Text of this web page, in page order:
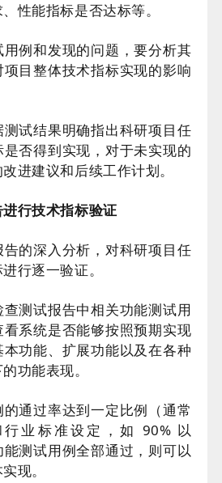
性能指标是否达标等。
例和发现的问题，要分析其
目整体技术指标实现的影响
试结果明确指出科研项目任
否得到实现，对于未实现的
进建议和后续工作计划。
行技术指标验证
的深入分析，对科研项目任
行逐一验证。
测试报告中相关功能测试用
系统是否能够按照预期实现
功能、扩展功能以及在各种
功能表现。
通过率达到一定比例（通常
业标准设定，如 90% 以
测试用例全部通过，则可以
现。